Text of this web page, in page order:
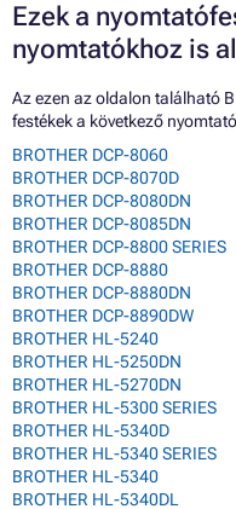
Ezek a
nyomtatókhoz is
Az ezen az oldalon található
festékek a következő
BROTHER DCP-8060
BROTHER DCP-8070D
BROTHER DCP-8080DN
BROTHER DCP-8085DN
BROTHER DCP-8800 SERIES
BROTHER DCP-8880
BROTHER DCP-8880DN
BROTHER DCP-8890DW
BROTHER HL-5240
BROTHER HL-5250DN
BROTHER HL-5270DN
BROTHER HL-5300 SERIES
BROTHER HL-5340D
BROTHER HL-5340 SERIES
BROTHER HL-5340
BROTHER HL-5340DL